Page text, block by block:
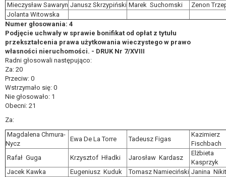
Mieczysław Sawaryn Janusz Skrzypiński Marek Suchomski
Zenon
Jolanta Witowska
Numer głosowania: 4
Podjęcie uchwały w sprawie bonifikat od opłat z tytułu
przekształcenia prawa użytkowania wieczystego w prawo
własności nieruchomości. - DRUK Nr 7/XVIII
Radni głosowali następująco:
Za: 20
Przeciw: 0
Wstrzymało się: 0
Nie głosowało: 1
Obecni: 21
Za:
Magdalena Chmura-
Nycz
Ewa De La Torre Tadeusz Figas
Kazimierz
Fischbach
Rafał Guga
Krzysztof Hładki Jarosław Kardasz
Elżbieta
Kasprzyk
Jacek Kawka
Eugeniusz Kuduk Tomasz Namieciński Janina